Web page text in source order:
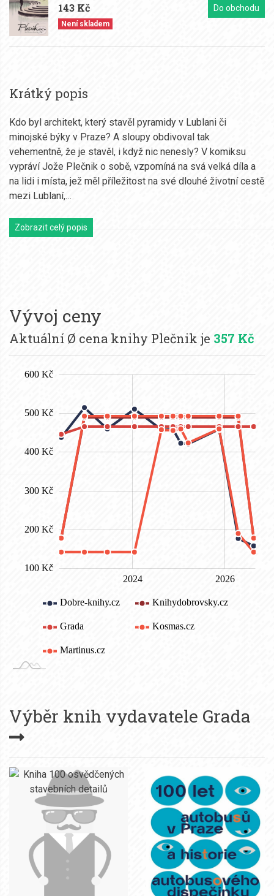
143 Kč
Není skladem
Do obchodu
Krátký popis
Kdo byl architekt, který stavěl pyramidy v Lublani či
minojské býky v Praze? A sloupy obdivoval tak
vehementně, že je stavěl, i když nic nenesly? V komiksu
vypráví Jože Plečnik o sobě, vzpomíná na svá velká díla a
na lidi i místa, jež měl příležitost na své dlouhé životní cestě
mezi Lublaní,…
Zobrazit celý popis
Vývoj ceny
Aktuální Ø cena knihy Plečnik je 357 Kč
Výběr knih vydavatele Grada